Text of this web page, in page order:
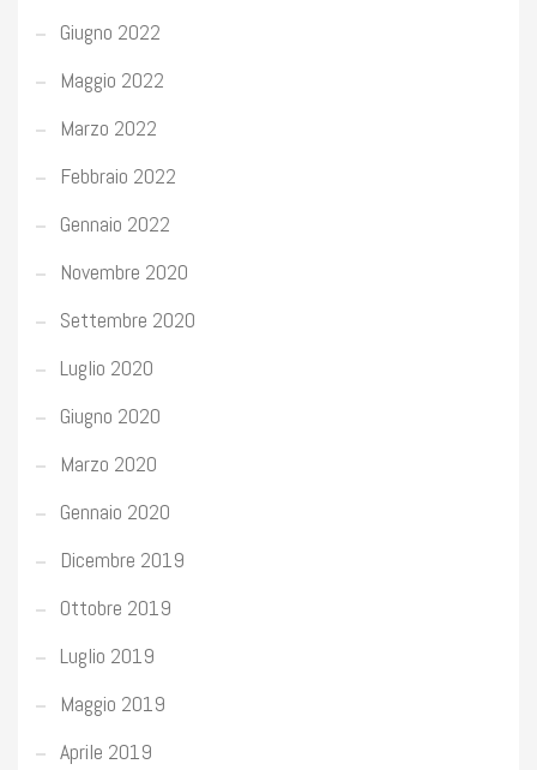
Giugno 2022
Maggio 2022
Marzo 2022
Febbraio 2022
Gennaio 2022
Novembre 2020
Settembre 2020
Luglio 2020
Giugno 2020
Marzo 2020
Gennaio 2020
Dicembre 2019
Ottobre 2019
Luglio 2019
Maggio 2019
Aprile 2019